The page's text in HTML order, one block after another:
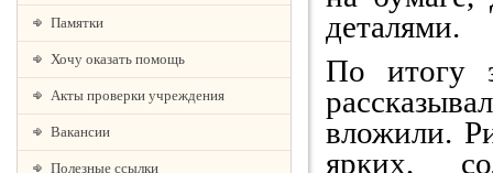
Памятки
Хочу оказать помощь
Акты проверки учреждения
Вакансии
Полезные ссылки
деталями.
По итогу
вложили.
ярких,